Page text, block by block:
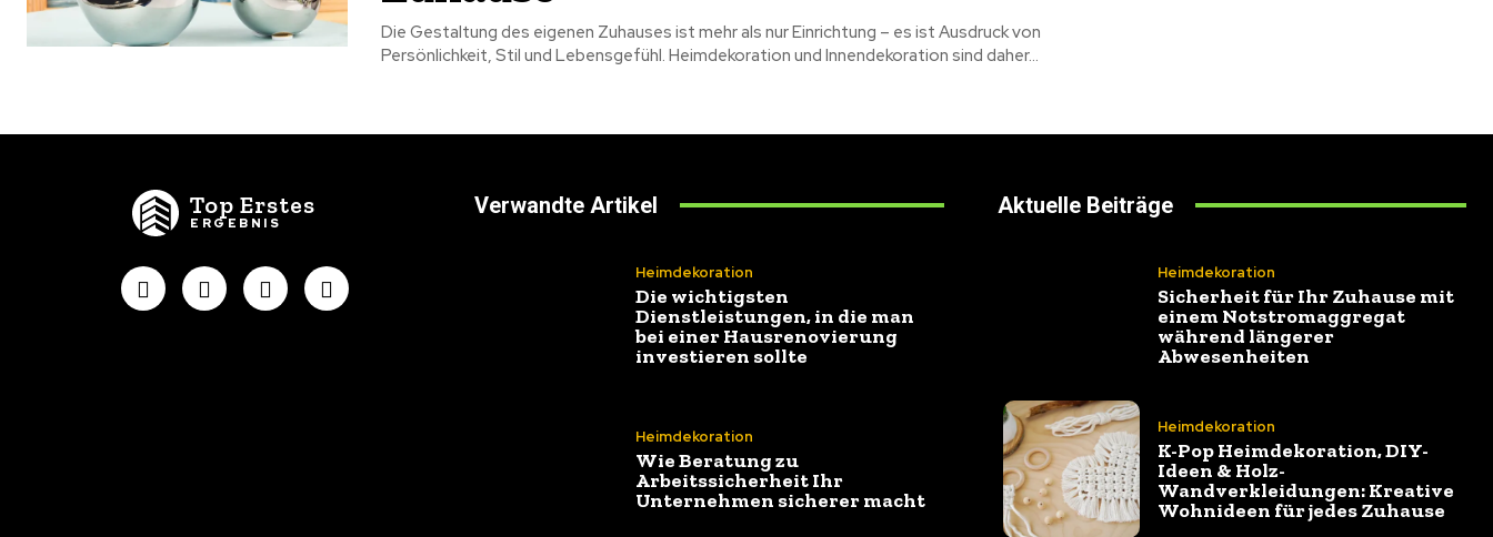
Die Gestaltung des eigenen Zuhauses ist mehr als nur Einrichtung – es ist Ausdruck von
Persönlichkeit, Stil und Lebensgefühl. Heimdekoration und Innendekoration sind daher...
Top Erstes
ERGEBNIS
Verwandte Artikel
Heimdekoration
Die wichtigsten
Dienstleistungen, in die man
bei einer Hausrenovierung
investieren sollte
Heimdekoration
Wie Beratung zu
Arbeitssicherheit Ihr
Unternehmen sicherer macht
Aktuelle Beiträge
Heimdekoration
Sicherheit für Ihr Zuhause mit
einem Notstromaggregat
während längerer
Abwesenheiten
Heimdekoration
K-Pop Heimdekoration, DIY-
Ideen & Holz-
Wandverkleidungen: Kreative
Wohnideen für jedes Zuhause